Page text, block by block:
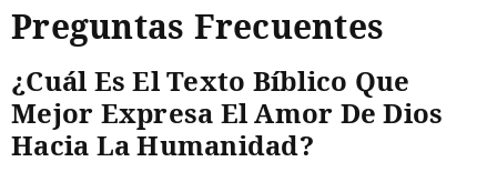
Preguntas Frecuentes
¿Cuál Es El Texto Bíblico Que
Mejor Expresa El Amor De Dios
Hacia La Humanidad?